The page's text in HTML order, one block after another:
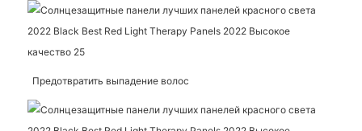
Предотвратить выпадение волос